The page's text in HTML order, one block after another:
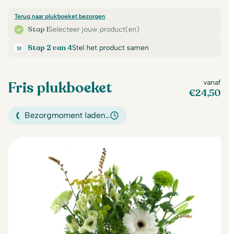
Stap 1Selecteer jouw product(en)
Terug naar plukboeket bezorgen
Stap 2 van 4Stel het product samen
Fris plukboeket vanaf
€24,50
Bezorgmoment laden…